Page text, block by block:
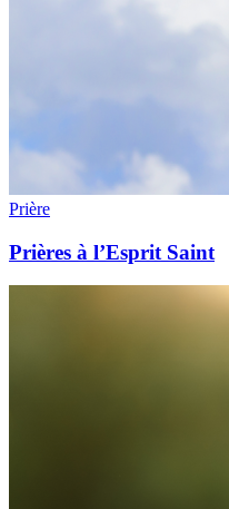
Prière
Prières à l’Esprit Saint